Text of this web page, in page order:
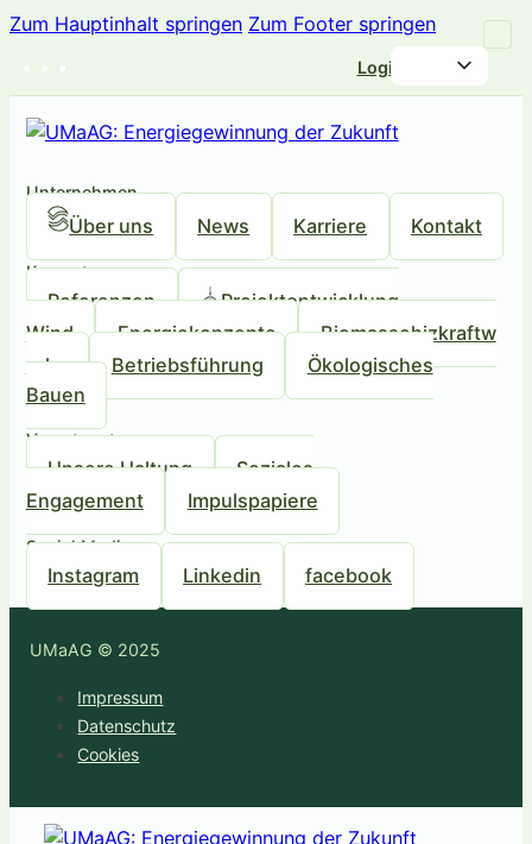
Zum Hauptinhalt springen Zum Footer springen
Login
Unternehmen
Über uns News Karriere Kontakt
Kompetenzen
Referenzen
Projektentwicklung
Wind
Energiekonzepte
Biomassehizkraftw
erke
Betriebsführung
Ökologisches
Bauen
Verantwortung
Unsere Haltung
Soziales
Engagement
Impulspapiere
Social Media
Instagram Linkedin facebook
UMaAG © 2025
Impressum
Datenschutz
Cookies